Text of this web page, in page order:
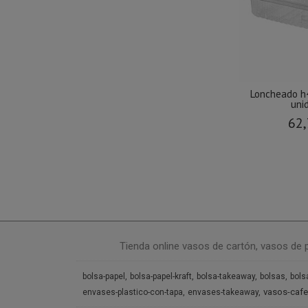
Loncheado
Tienda online vasos de cartón, vasos de
bolsa-papel bolsa-papel-kraft bolsa-takeaway bolsas
envases-plastico-con-tapa
envases-takeaway vasos-cafe